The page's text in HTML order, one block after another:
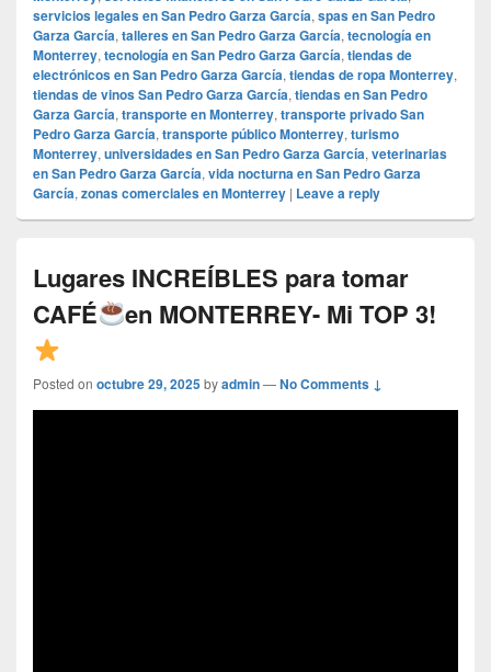
servicios legales en San Pedro Garza García, spas en San Pedro
Garza García, talleres en San Pedro Garza García, tecnología en
Monterrey, tecnología en San Pedro Garza García, tiendas de
electrónicos en San Pedro Garza García, tiendas de ropa Monterrey,
tiendas de vinos San Pedro Garza García, tiendas en San Pedro
Garza García, transporte en Monterrey, transporte privado San
Pedro Garza García, transporte público Monterrey, turismo
Monterrey, universidades en San Pedro Garza García, veterinarias
en San Pedro Garza García, vida nocturna en San Pedro Garza
García, zonas comerciales en Monterrey | Leave a reply
Lugares INCREÍBLES para tomar
CAFÉ
en MONTERREY- Mi TOP 3!
Posted on octubre 29, 2025byadmin—No Comments ↓